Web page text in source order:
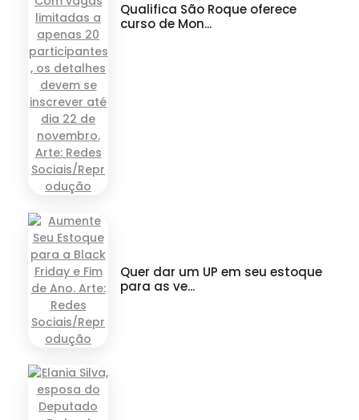
Qualifica São Roque oferece
curso de Mon...
Quer dar um UP em seu estoque
para as ve...